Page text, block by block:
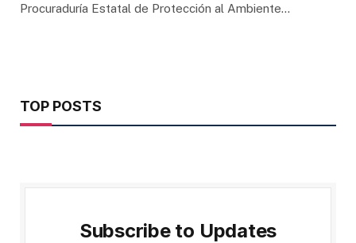
Procuraduría Estatal de Protección al Ambiente…
TOP POSTS
Subscribe to Updates